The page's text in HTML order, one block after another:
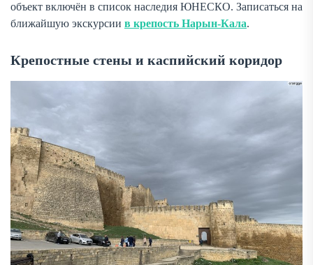
объект включён в список наследия ЮНЕСКО. Записаться на
ближайшую экскурсии в крепость Нарын-Кала.
Крепостные стены и каспийский коридор